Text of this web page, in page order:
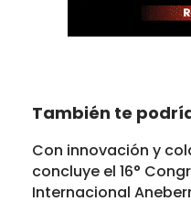
También te
Con innovación y
concluye el 16°
Internacional